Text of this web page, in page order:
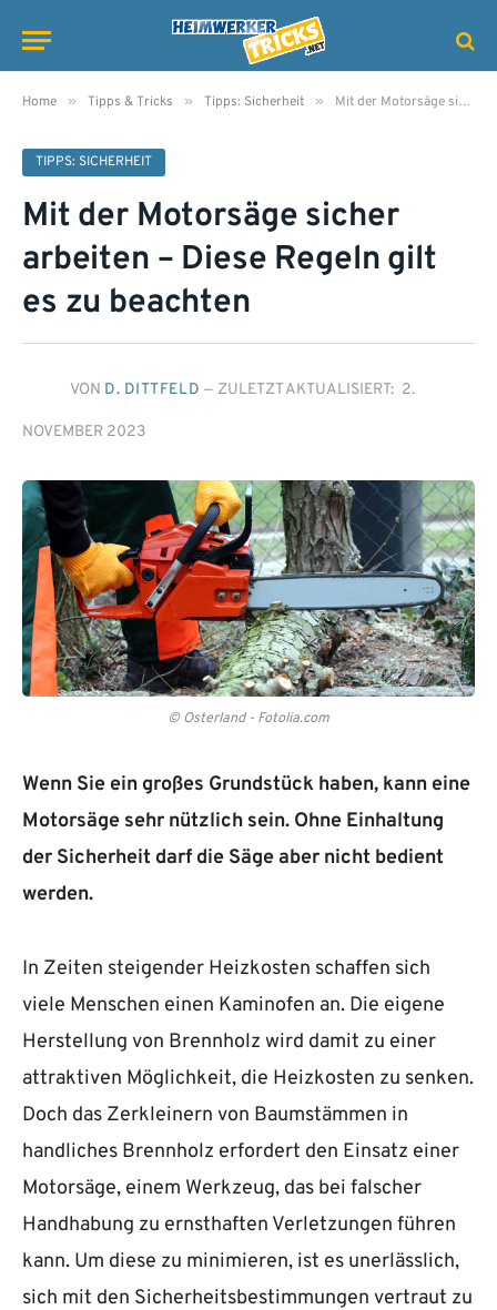
Home » Tipps & Tricks » Tipps: Sicherheit » Mit der Motorsäge sicher arbeiten – Diese Regeln gilt es zu beachten
TIPPS: SICHERHEIT
Mit der Motorsäge sicher
arbeiten – Diese Regeln gilt
es zu beachten
VON D. DITTFELD ZULETZT AKTUALISIERT: 2.
NOVEMBER 2023
© Osterland - Fotolia.com
Wenn Sie ein großes Grundstück haben, kann eine
Motorsäge sehr nützlich sein. Ohne Einhaltung
der Sicherheit darf die Säge aber nicht bedient
werden.
In Zeiten steigender Heizkosten schaffen sich
viele Menschen einen Kaminofen an. Die eigene
Herstellung von Brennholz wird damit zu einer
attraktiven Möglichkeit, die Heizkosten zu senken.
Doch das Zerkleinern von Baumstämmen in
handliches Brennholz erfordert den Einsatz einer
Motorsäge, einem Werkzeug, das bei falscher
Handhabung zu ernsthaften Verletzungen führen
kann. Um diese zu minimieren, ist es unerlässlich,
sich mit den Sicherheitsbestimmungen vertraut zu